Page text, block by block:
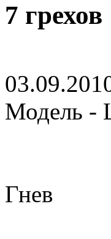
7 грехов
Модель -
Гнев